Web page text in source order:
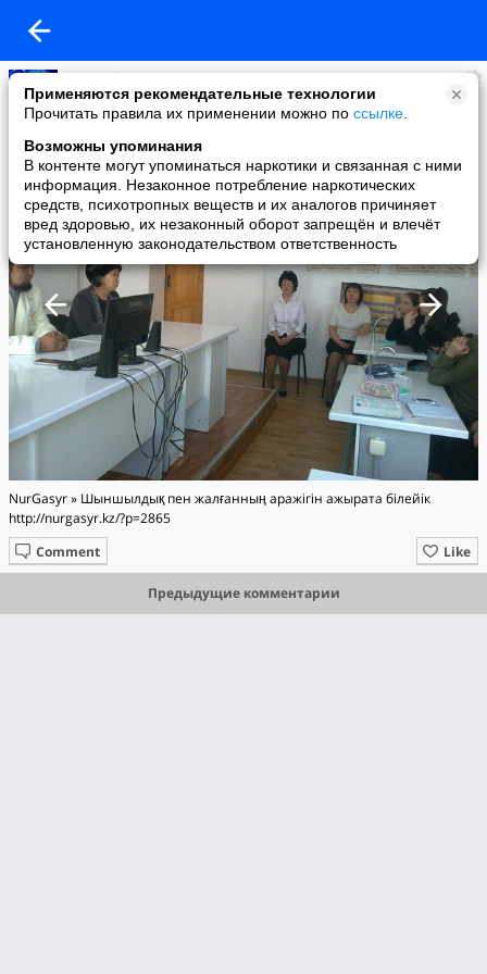
Применяются рекомендательные технологии
Прочитать правила их применении можно по ссылке
Возможны упоминания
В контенте могут упоминаться наркотики и связанная с ними
информация. Незаконное потребление наркотических
средств, психотропных веществ и их аналогов причиняет
вред здоровью, их незаконный оборот запрещён и влечёт
установленную законодательством ответственность
Ertai Balausa
added a photo
22 Apr в 09:28
NurGasyr » Шыншылдық пен жалғанның аражігін ажырата білейік
http://nurgasyr.kz/?p=2865
Like
Comment
Предыдущие комментарии